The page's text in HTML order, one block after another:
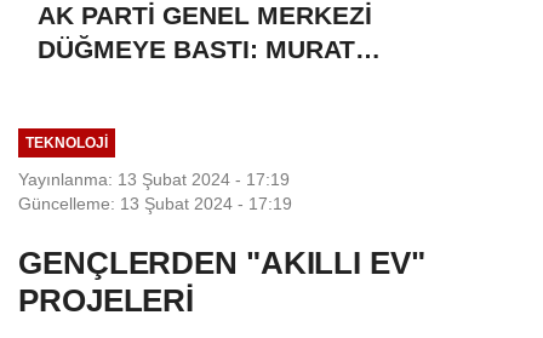
AK PARTİ GENEL MERKEZİ
DÜĞMEYE BASTI: MURAT
TEKNOLOJİ
Yayınlanma: 13 Şubat 2024 - 17:19
Güncelleme: 13 Şubat 2024 - 17:19
GENÇLERDEN "AKILLI EV"
PROJELERİ